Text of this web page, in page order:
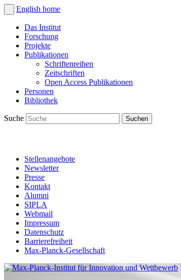
English home
Das Institut
Forschung
Projekte
Publikationen
Schriftenreihen
Zeitschriften
Open Access Publikationen
Personen
Bibliothek
Suche
Stellenangebote
Newsletter
Presse
Kontakt
Alumni
SIPLA
Webmail
Impressum
Datenschutz
Barrierefreiheit
Max-Planck-Gesellschaft